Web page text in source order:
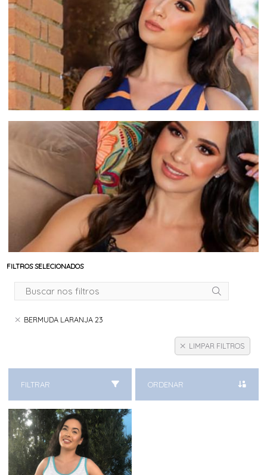
FILTROS SELECIONADOS
BERMUDA LARANJA 23
LIMPAR FILTROS
FILTRAR ORDENAR